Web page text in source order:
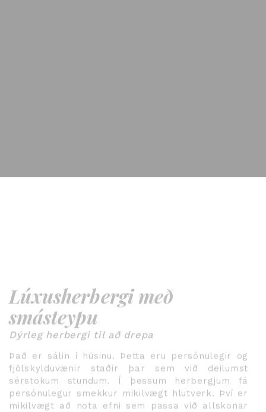
Lúxusherbergi með
smásteypu
Dýrleg herbergi til að drepa
Það er sálin í húsinu. Þetta eru persónulegir og
fjölskylduvænir staðir þar sem við deilumst
sérstökum stundum. Í þessum herbergjum fá
persónulegur smekkur mikilvægt hlutverk. Því er
mikilvægt að nota efni sem passa við allskonar